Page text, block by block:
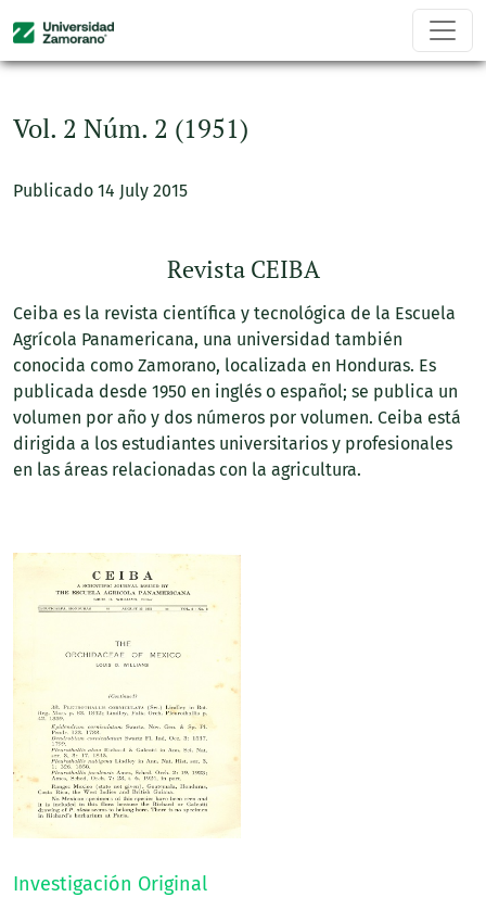
Vol. 2 Núm. 2 (1951)
Publicado 14 July 2015
Revista CEIBA
Ceiba es la revista científica y tecnológica de la Escuela
Agrícola Panamericana, una universidad también
conocida como Zamorano, localizada en Honduras. Es
publicada desde 1950 en inglés o español; se publica un
volumen por año y dos números por volumen. Ceiba está
dirigida a los estudiantes universitarios y profesionales
en las áreas relacionadas con la agricultura.
Investigación Original